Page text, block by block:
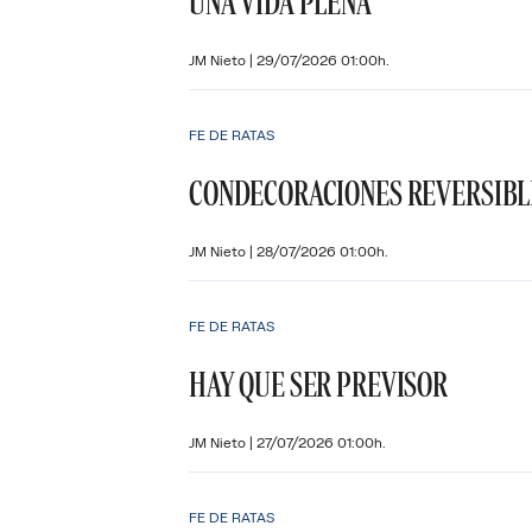
JM Nieto | 29/07/2026 01:00h.
FE DE RATAS
CONDECORACIONES
JM Nieto | 28/07/2026 01:00h.
FE DE RATAS
HAY QUE SER PREVISOR
JM Nieto | 27/07/2026 01:00h.
FE DE RATAS